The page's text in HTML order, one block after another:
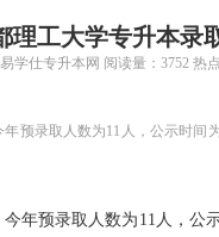
理工大学专升本录
学仕专升本网 阅读量：3752 热
预录取人数为11人，公示时
今年预录取人数为11人，公